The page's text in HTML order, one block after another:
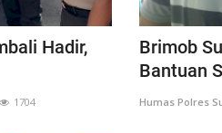
Hadir,
1704
Brimob
Bantuan
Humas Polres